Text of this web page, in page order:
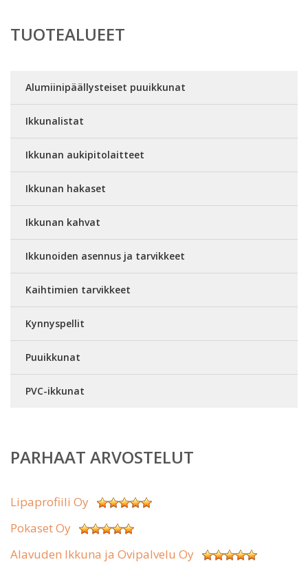
TUOTEALUEET
Alumiinipäällysteiset puuikkunat
Ikkunalistat
Ikkunan aukipitolaitteet
Ikkunan hakaset
Ikkunan kahvat
Ikkunoiden asennus ja tarvikkeet
Kaihtimien tarvikkeet
Kynnyspellit
Puuikkunat
PVC-ikkunat
PARHAAT ARVOSTELUT
Lipaprofiili Oy
Pokaset Oy
Alavuden Ikkuna ja Ovipalvelu Oy